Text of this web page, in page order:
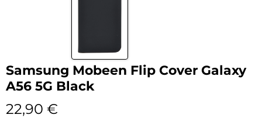
Samsung Mobeen Flip Cover Galaxy
A56 5G Black
22,90 €